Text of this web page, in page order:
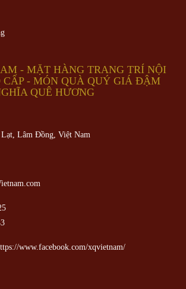
www.facebook.com/xqvietnam/
đảm
đổi trả